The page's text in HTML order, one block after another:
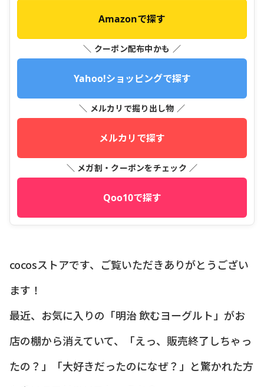
Amazonで探す
＼ クーポン配布中かも ／
Yahoo!ショッピングで探す
＼ メルカリで掘り出し物 ／
メルカリで探す
＼ メガ割・クーポンをチェック ／
Qoo10で探す
cocosストアです、ご覧いただきありがとうござい
ます！
最近、お気に入りの「明治 飲むヨーグルト」がお
店の棚から消えていて、「えっ、販売終了しちゃっ
たの？」「大好きだったのになぜ？」と驚かれた方